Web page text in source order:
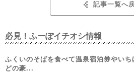
記事一覧へ
必見！ふーぽイチオシ情報
ふくいのそばを食べて温泉宿泊券やいち
どの豪...